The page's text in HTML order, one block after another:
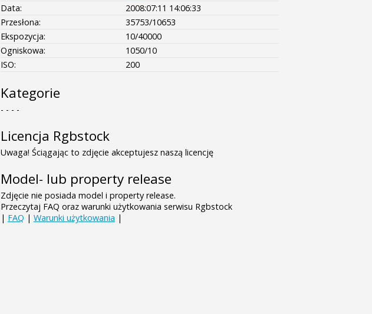
Data:
2008:07:11 14:06:33
Przesłona:
35753/10653
Ekspozycja:
10/40000
Ogniskowa:
1050/10
ISO:
200
Kategorie
- - - -
Licencja Rgbstock
Uwaga! Ściągając to zdjęcie akceptujesz naszą licencję
Model- lub property release
Zdjęcie nie posiada model i property release.
Przeczytaj FAQ oraz warunki użytkowania serwisu Rgbstock
| FAQ | Warunki użytkowania |